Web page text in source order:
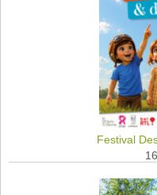
Festival